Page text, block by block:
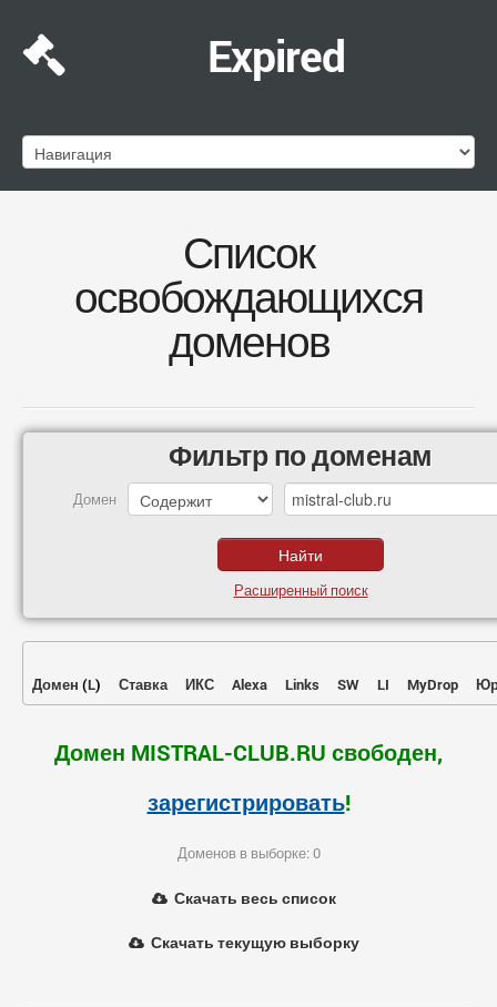
Expired
Список
освобождающихся
доменов
Фильтр по доменам
Домен
Расширенный поиск
Домен (L) Ставка ИКС Alexa Links SW LI MyDrop
Домен MISTRAL-CLUB.RU свободен,
зарегистрировать!
Доменов в выборке: 0
Скачать весь список
Скачать текущую выборку